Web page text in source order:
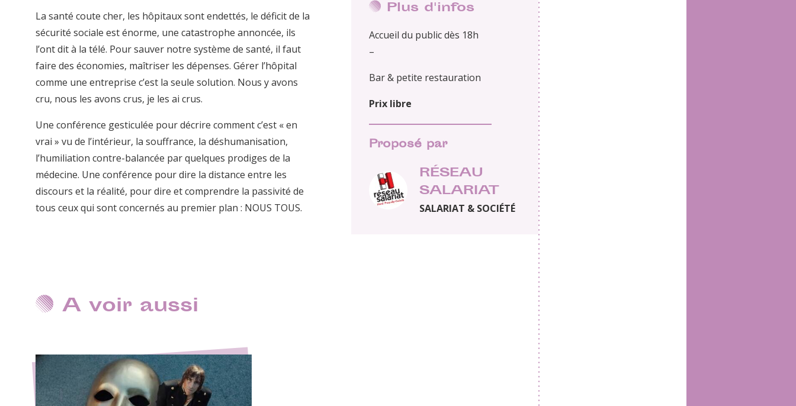
Plus d'infos
Accueil du public dès 18h
–
Bar & petite restauration
Prix libre
Proposé par
RÉSEAU
SALARIAT
SALARIAT & SOCIÉTÉ
La santé coute cher, les hôpitaux sont endettés, le déficit de la
sécurité sociale est énorme, une catastrophe annoncée, ils
l’ont dit à la télé. Pour sauver notre système de santé, il faut
faire des économies, maîtriser les dépenses. Gérer l’hôpital
comme une entreprise c’est la seule solution. Nous y avons
cru, nous les avons crus, je les ai crus.
Une conférence gesticulée pour décrire comment c’est « en
vrai » vu de l’intérieur, la souffrance, la déshumanisation,
l’humiliation contre-balancée par quelques prodiges de la
médecine. Une conférence pour dire la distance entre les
discours et la réalité, pour dire et comprendre la passivité de
tous ceux qui sont concernés au premier plan : NOUS TOUS.
A voir aussi